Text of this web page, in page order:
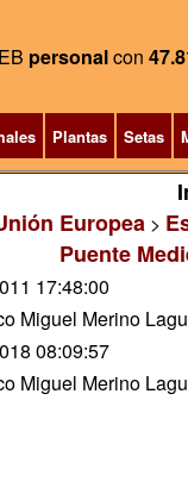
personalcon
Plantas Setas
Europea>
Puente
17:48:00
Miguel Merino
08:09:57
Miguel Merino